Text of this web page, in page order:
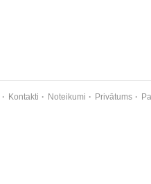
Kontakti Noteikumi Privātums